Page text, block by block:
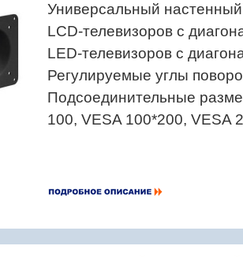
Универсальный
LCD-телевизоров с
LED-телевизоров с
Регулируемые углы
Подсоединительные
100, VESA 100*200, VESA